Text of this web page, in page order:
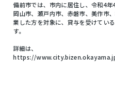
備前市では、市内に居住し、令和4年
岡山市、瀬戸内市、赤磐市、美作市
業した方を対象に、貸与を受けてい
す。
詳細は、
https://